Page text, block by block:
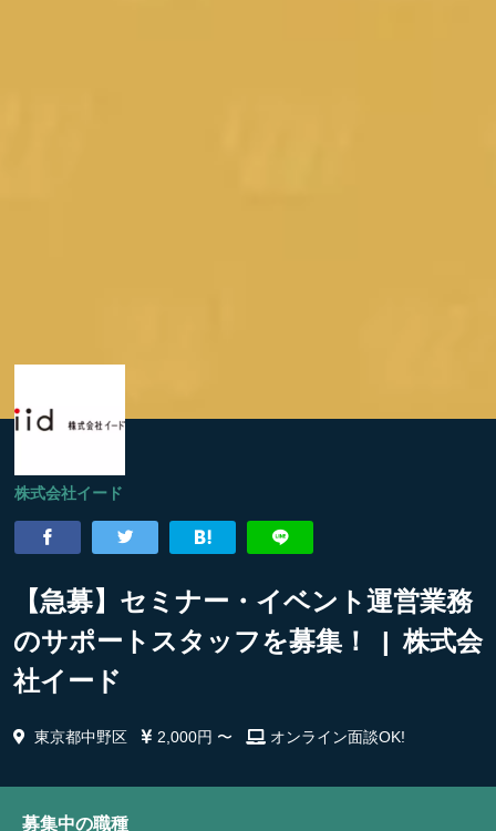
株式会社イード
【急募】セミナー・イベント運営業務
のサポートスタッフを募集！ | 株式会
社イード
東京都中野区 2,000円 〜 オンライン面談OK!
募集中の職種